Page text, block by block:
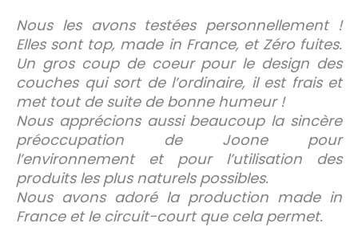
Nous les avons testées personnellement !
Elles sont top, made in France, et Zéro fuites.
Un gros coup de coeur pour le design des
couches qui sort de l’ordinaire, il est frais et
met tout de suite de bonne humeur !
Nous apprécions aussi beaucoup la sincère
préoccupation de Joone pour
l’environnement et pour l’utilisation des
produits les plus naturels possibles.
Nous avons adoré la production made in
France et le circuit-court que cela permet.